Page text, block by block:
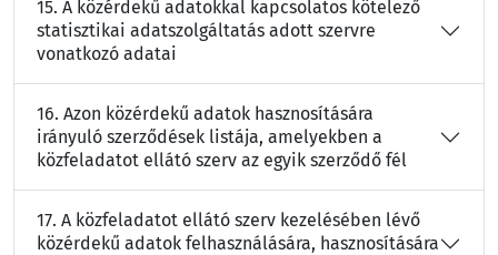
15. A közérdekű adatokkal kapcsolatos kötelező
statisztikai adatszolgáltatás adott szervre
vonatkozó adatai
16. Azon közérdekű adatok hasznosítására
irányuló szerződések listája, amelyekben a
közfeladatot ellátó szerv az egyik szerződő fél
17. A közfeladatot ellátó szerv kezelésében lévő
közérdekű adatok felhasználására, hasznosítására